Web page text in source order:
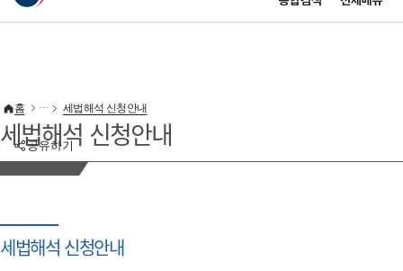
이 누리집은 대한민국 공식 전자정부 누리집입니다.
공유하기
홈 세법해석 신청안내
세법해석 신청안내
세법해석 신청안내